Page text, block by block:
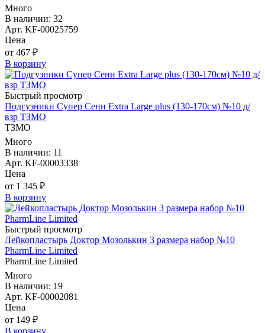
Много
В наличии: 32
Арт. KF-00025759
Цена
от 467 ₽
В корзину
Быстрый просмотр
Подгузники Супер Сени Extra Large plus (130-170см) №10 д/
взр ТЗМО
ТЗМО
Много
В наличии: 11
Арт. KF-00003338
Цена
от 1 345 ₽
В корзину
Быстрый просмотр
Лейкопластырь Доктор Мозолькин 3 размера набор №10
PharmLine Limited
PharmLine Limited
Много
В наличии: 19
Арт. KF-00002081
Цена
от 149 ₽